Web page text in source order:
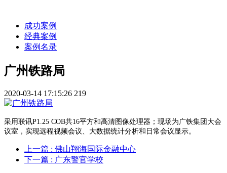
成功案例
经典案例
案例名录
广州铁路局
2020-03-14 17:15:26 219
采用联讯P1.25 COB共16平方和高清图像处理器；现场为广铁集团大会
议室，实现远程视频会议、大数据统计分析和日常会议显示。
上一篇 : 佛山翔海国际金融中心
下一篇 : 广东警官学校